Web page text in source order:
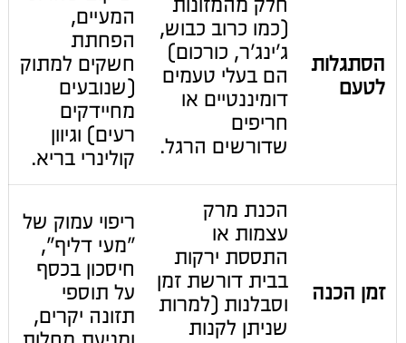
הסתגלות
לטעם
חלק מהמזונות
(כמו כרוב כבוש,
ג'ינג'ר, כורכום)
הם בעלי טעמים
דומיננטיים או
חריפים
שדורשים הרגל.
המעיים,
הפחתת
חשקים למתוק
(שנובעים
מחיידקים
רעים) וגיוון
קולינרי בריא.
זמן הכנה
הכנת מרק
עצמות או
התססת ירקות
בבית דורשת זמן
וסבלנות (למרות
שניתן לקנות
ריפוי עמוק של
"מעי דליף",
חיסכון בכסף
על תוספי
תזונה יקרים,